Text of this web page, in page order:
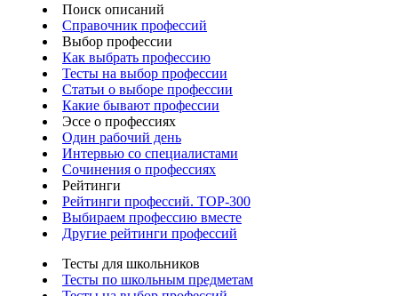
Поиск описаний
Справочник профессий
Выбор профессии
Как выбрать профессию
Тесты на выбор профессии
Статьи о выборе профессии
Какие бывают профессии
Эссе о профессиях
Один рабочий день
Интервью со специалистами
Сочинения о профессиях
Рейтинги
Рейтинги профессий. TOP-300
Выбираем профессию вместе
Другие рейтинги профессий
Тесты для школьников
Тесты по школьным предметам